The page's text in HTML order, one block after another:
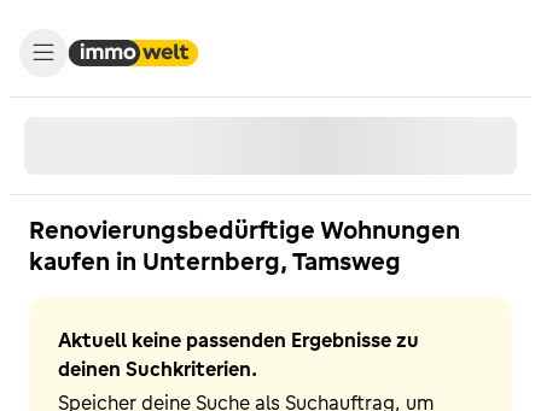
Renovierungsbedürftige Wohnungen
kaufen in Unternberg, Tamsweg
Aktuell keine passenden Ergebnisse zu
deinen Suchkriterien.
Speicher deine Suche als Suchauftrag, um